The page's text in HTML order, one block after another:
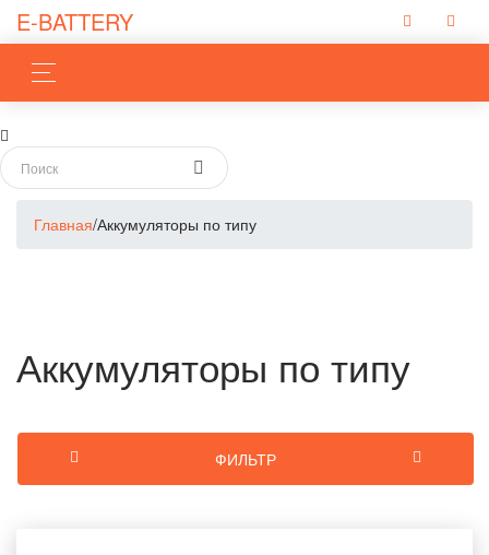
E-BATTERY
Главная/Аккумуляторы по типу
Аккумуляторы по типу
ФИЛЬТР